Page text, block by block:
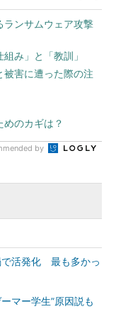
ンサムウェア攻撃
み」と「教訓」
被害に遭った際の注
のカギは？
by
で活発化 最も多かっ
マー学生”原因説も